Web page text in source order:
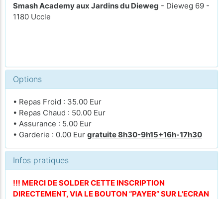
Smash Academy aux Jardins du Dieweg - Dieweg 69 -
1180 Uccle
Options
• Repas Froid : 35.00 Eur
• Repas Chaud : 50.00 Eur
• Assurance : 5.00 Eur
• Garderie : 0.00 Eur gratuite 8h30-9h15+16h-17h30
Infos pratiques
!!! MERCI DE SOLDER CETTE INSCRIPTION
DIRECTEMENT, VIA LE BOUTON “PAYER” SUR L'ECRAN